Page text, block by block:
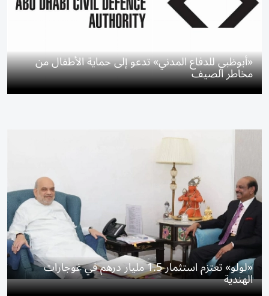
«أبوظبي للدفاع المدني» تدعو إلى حماية الأطفال من
مخاطر الصيف
«لولو» تعتزم استثمار 1.5 مليار درهم في غوجارات
الهندية